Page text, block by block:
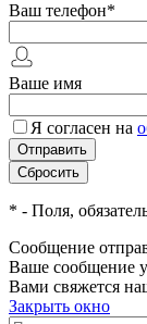
Ваш телефон*
Ваше имя
Я согласен на
* - Поля,
Сообщение
Ваше сообщение
Вами свяжется
Закрыть окно